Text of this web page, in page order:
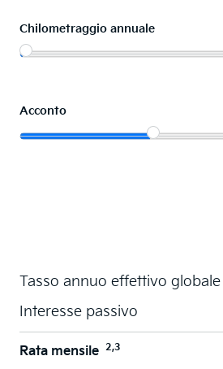
Chilometraggio annuale
Acconto
Tasso annuo effettivo globale
Interesse passivo
Rata mensile 2,3